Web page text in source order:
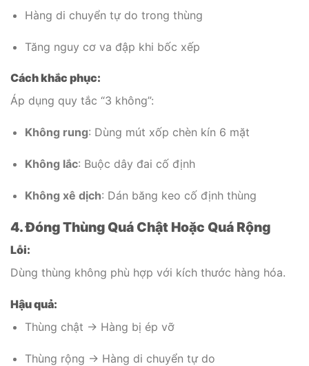
Hàng di chuyển tự do trong thùng
Tăng nguy cơ va đập khi bốc xếp
Cách khắc phục:
Áp dụng quy tắc “3 không”:
Không rung: Dùng mút xốp chèn kín 6 mặt
Không lắc: Buộc dây đai cố định
Không xê dịch: Dán băng keo cố định thùng
4. Đóng Thùng Quá Chật Hoặc Quá Rộng
Lỗi:
Dùng thùng không phù hợp với kích thước hàng hóa.
Hậu quả:
Thùng chật → Hàng bị ép vỡ
Thùng rộng → Hàng di chuyển tự do